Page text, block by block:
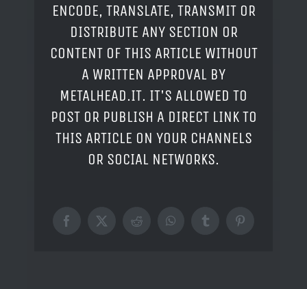
ENCODE, TRANSLATE, TRANSMIT OR
DISTRIBUTE ANY SECTION OR
CONTENT OF THIS ARTICLE WITHOUT
A WRITTEN APPROVAL BY
METALHEAD.IT. IT'S ALLOWED TO
POST OR PUBLISH A DIRECT LINK TO
THIS ARTICLE ON YOUR CHANNELS
OR SOCIAL NETWORKS.
Facebook
X RedditWhatsAppTumblrPinterest